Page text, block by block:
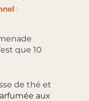
:
que 10
de thé et
aux